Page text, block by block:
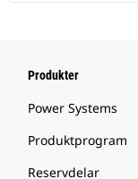
Produkter
Power Systems
Produktprogram
Reservdelar